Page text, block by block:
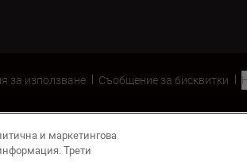
за използване Съобщение за бисквитки
и маркетингова
Трети